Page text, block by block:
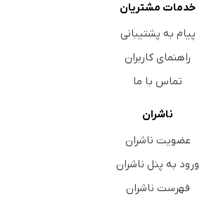
خدمات مشتریان
پیام به پشتیبانی
راهنمای کاربران
تماس با ما
ناشران
عضویت ناشران
ورود به پنل ناشران
فهرست ناشران